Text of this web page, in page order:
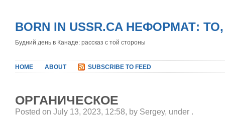
BORN IN USSR.CA НЕФОРМАТ:
Будний день в Канаде: рассказ с той стороны
HOME ABOUT SUBSCRIBE TO FEED
ОРГАНИЧЕСКОЕ
Posted on July 13, 2023, 12:58, by Sergey, under .